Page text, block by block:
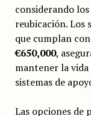
considerando
reubicación. Los
que cumplan
€650,000,
mantener la
sistemas de
Las opciones de